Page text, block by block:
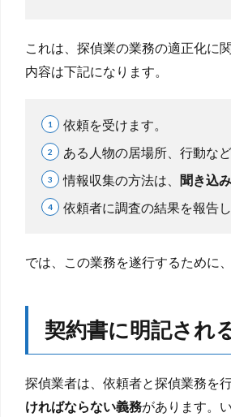
4.3
調査
材費
4.4
報告
書作
成費
業務
費用
はこ
れだ
の
か？
これは、探偵業の業務の適正化に
内容は下記になります。
依頼を受けます。
ある人物の居場所、行動な
情報収集の方法は、 聞き込み
依頼者に調査の結果を報告し
では、この業務を遂行するために
契約書に明記され
探偵業者は、依頼者と探偵業務を
ければならない義務があります。